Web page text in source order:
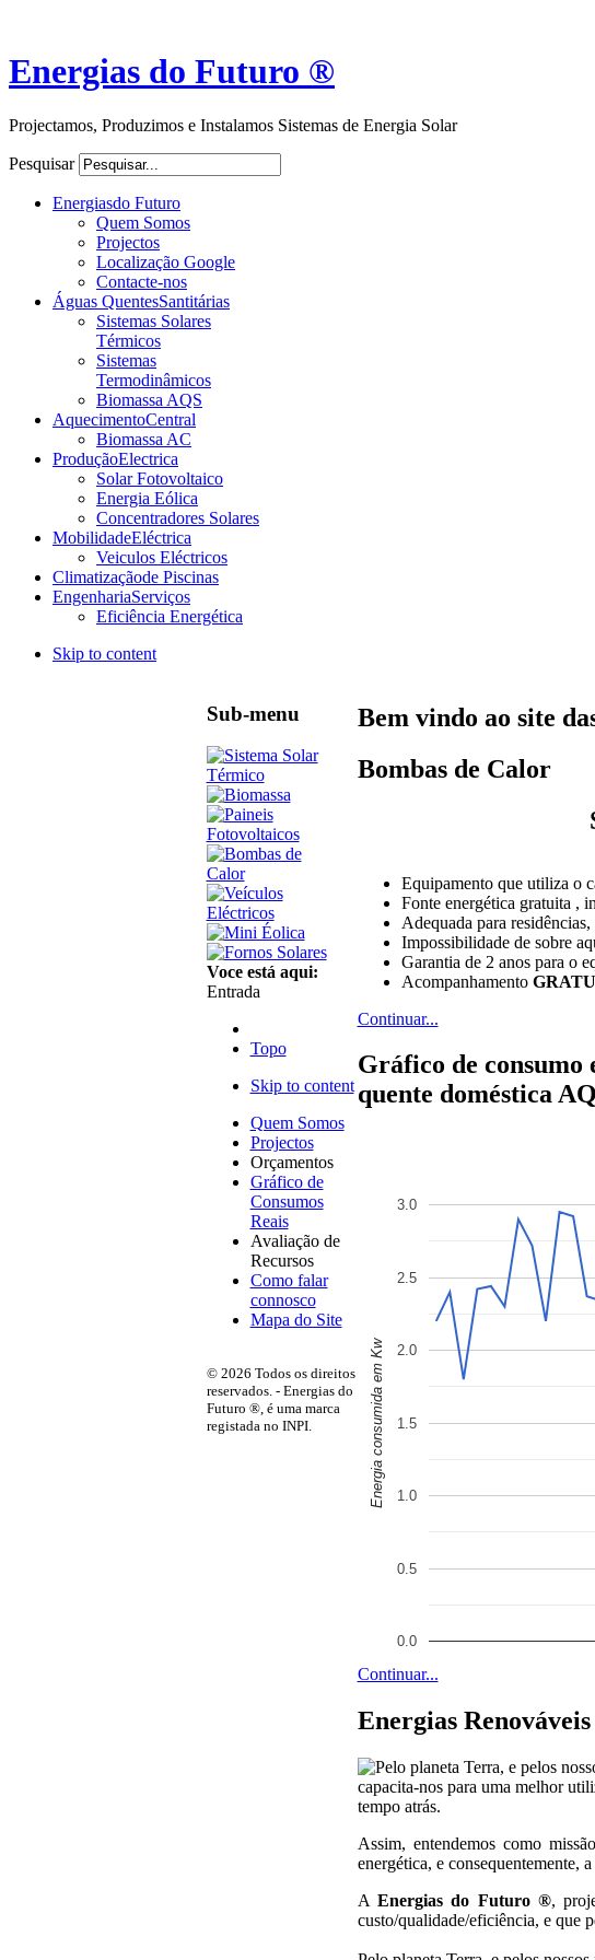
Energias do Futuro ®
Projectamos, Produzimos e Instalamos Sistemas de Energia Solar
Pesquisar
Energiasdo Futuro
Quem Somos
Projectos
Localização Google
Contacte-nos
Águas QuentesSantitárias
Sistemas Solares
Térmicos
Sistemas
Termodinâmicos
Biomassa AQS
AquecimentoCentral
Biomassa AC
ProduçãoElectrica
Solar Fotovoltaico
Energia Eólica
Concentradores Solares
MobilidadeEléctrica
Veiculos Eléctricos
Climatizaçãode Piscinas
EngenhariaServiços
Eficiência Energética
Skip to content
Sub-menu
Bem vindo ao site
Bombas de Calor
Equipamento que utiliza o
Fonte energética gratuita ,
Adequada para
Impossibilidade de sobre
Garantia de 2 anos para o
Acompanhamento
Continuar...
Gráfico de
quente doméstica
0.0
0.5
1.0
1.5
2.0
2.5
3.0
Energia consumida em Kw
Continuar...
Energias Renováveis
capacita-nos para uma melhor
tempo atrás.
Assim, entendemos como
energética, e consequentemente,
A Energias do Futuro ®,
custo/qualidade/eficiência, e que
Voce está aqui:
Entrada
Topo
Skip to content
Quem Somos
Projectos
Orçamentos
Gráfico de
Consumos
Reais
Avaliação de
Recursos
Como falar
connosco
Mapa do Site
© 2026 Todos os direitos
reservados. - Energias do
Futuro ®, é uma marca
registada no INPI.